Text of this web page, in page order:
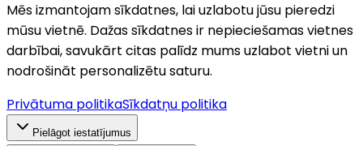
Mēs izmantojam sīkdatnes, lai uzlabotu jūsu pieredzi
mūsu vietnē. Dažas sīkdatnes ir nepieciešamas vietnes
darbībai, savukārt citas palīdz mums uzlabot vietni un
nodrošināt personalizētu saturu.
Privātuma politikaSīkdatņu politika
Pielāgot iestatījumus